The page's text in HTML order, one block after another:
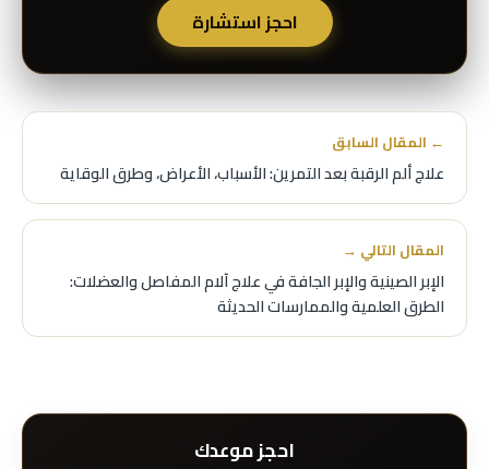
احجز استشارة
← المقال السابق
علاج ألم الرقبة بعد التمرين: الأسباب، الأعراض، وطرق الوقاية
المقال التالي →
الإبر الصينية والإبر الجافة في علاج آلام المفاصل والعضلات:
الطرق العلمية والممارسات الحديثة
احجز موعدك